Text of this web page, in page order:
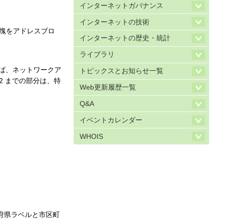
をアドレスブロ
、ネットワークア
までの部分は、特
県ラベルと市区町
インターネットガバナンス
インターネットの技術
インターネットの歴史・統計
ライブラリ
トピックスとお知らせ一覧
Web更新履歴一覧
Q&A
イベントカレンダー
WHOIS